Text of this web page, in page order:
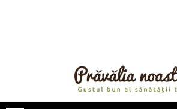
ULEIURI ȘI UNTURI